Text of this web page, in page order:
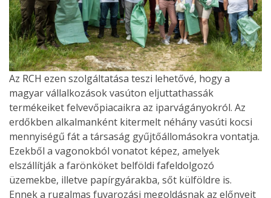
Az RCH ezen szolgáltatása teszi lehetővé, hogy a
magyar vállalkozások vasúton eljuttathassák
termékeiket felvevőpiacaikra az iparvágányokról. Az
erdőkben alkalmanként kitermelt néhány vasúti kocsi
mennyiségű fát a társaság gyűjtőállomásokra vontatja.
Ezekből a vagonokból vonatot képez, amelyek
elszállítják a farönköket belföldi fafeldolgozó
üzemekbe, illetve papírgyárakba, sőt külföldre is.
Ennek a rugalmas fuvarozási megoldásnak az előnyeit